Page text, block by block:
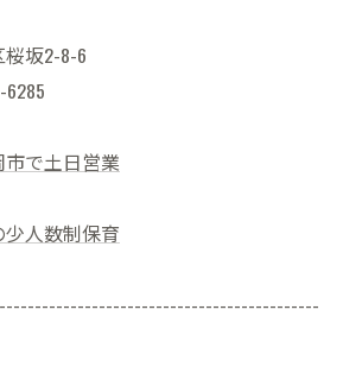
坂2-8-6
で土日営業
人数制保育